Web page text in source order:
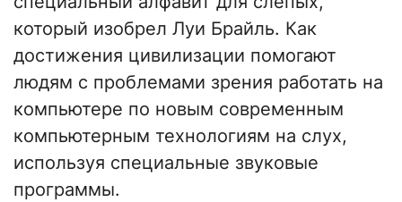
который изобрел Луи Брайль. Как
достижения цивилизации помогают
людям с проблемами зрения работать на
компьютере по новым современным
компьютерным технологиям на слух,
используя специальные звуковые
программы.